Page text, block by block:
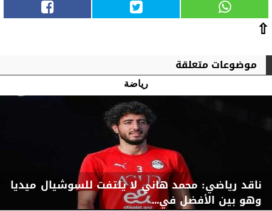
⇧
موضوعات متعلقة
رياضة
ناقد رياضي: محمد هاني لا يلتفت للسوشيال ميديا
وهو بين الأفضل في...